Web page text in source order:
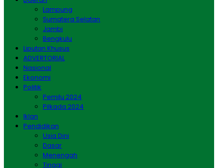
Lampung
Sumatera Selatan
Jambi
Bengkulu
Liputan Khusus
ADVERTORIAL
Nasional
Ekonomi
Politik
Pemilu 2024
Pilkada 2024
Iklan
Pendidikan
Usia Dini
Dasar
Menengah
Tinggi